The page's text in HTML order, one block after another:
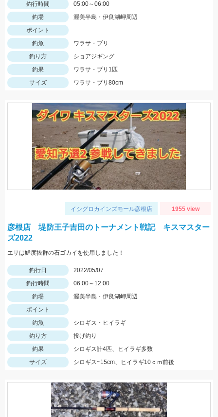
釣行時間
05:00～06:00
釣場
渥美半島・伊良湖岬周辺
ポイント
釣魚
ワラサ・ブリ
釣り方
ショアジギング
釣果
ワラサ・ブリ1匹
サイズ
ワラサ・ブリ80cm
イシグロカインズモール彦根店 1955 view
彦根店 堤防王子吉田のトーナメント戦記 キスマスター
ズ2022
エサは鮮度抜群の石ゴカイを使用しました！
釣行日
2022/05/07
釣行時間
06:00～12:00
釣場
渥美半島・伊良湖岬周辺
ポイント
釣魚
シロギス・ヒイラギ
釣り方
投げ釣り
釣果
シロギス計4匹、ヒイラギ多数
サイズ
シロギス~15cm、ヒイラギ10ｃｍ前後